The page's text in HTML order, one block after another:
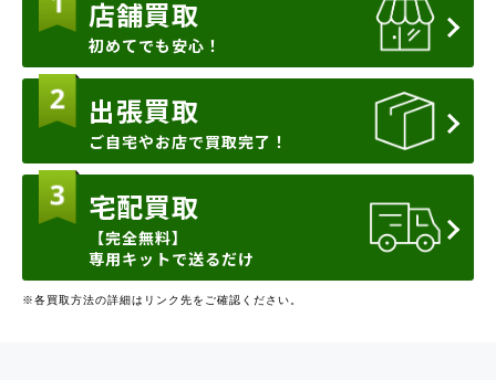
店舗買取
初めてでも安心！
出張買取
ご自宅やお店で買取完了！
宅配買取
【完全無料】
専用キットで送るだけ
※各買取方法の詳細はリンク先をご確認ください。